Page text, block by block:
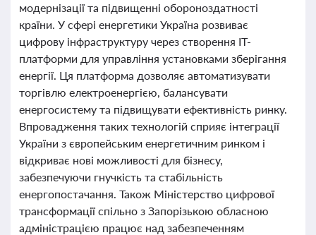
модернізації та підвищенні обороноздатності
країни. У сфері енергетики Україна розвиває
цифрову інфраструктуру через створення ІТ-
платформи для управління установками зберігання
енергії. Ця платформа дозволяє автоматизувати
торгівлю електроенергією, балансувати
енергосистему та підвищувати ефективність ринку.
Впровадження таких технологій сприяє інтеграції
України з європейським енергетичним ринком і
відкриває нові можливості для бізнесу,
забезпечуючи гнучкість та стабільність
енергопостачання. Також Міністерство цифрової
трансформації спільно з Запорізькою обласною
адміністрацією працює над забезпеченням